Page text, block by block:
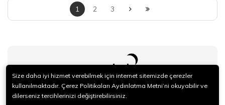
1 2 3
Posta Cad.Şekerciler Sok.No:1-A ULUS ANKARA /
TÜRKİYE
Size daha iyi hizmet verebilmek için internet sitemizde çerezler
kullanılmaktadır. Çerez Politikaları Aydınlatma Metni’ni okuyabilir ve
dilerseniz tercihlerinizi değiştirebilirsiniz.